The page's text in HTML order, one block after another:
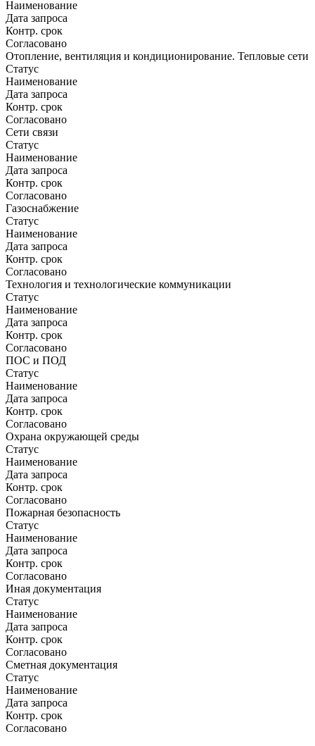
Наименование
Дата запроса
Контр. срок
Согласовано
Отопление, вентиляция и кондиционирование. Тепловые сети
Статус
Наименование
Дата запроса
Контр. срок
Согласовано
Сети связи
Статус
Наименование
Дата запроса
Контр. срок
Согласовано
Газоснабжение
Статус
Наименование
Дата запроса
Контр. срок
Согласовано
Технология и технологические коммуникации
Статус
Наименование
Дата запроса
Контр. срок
Согласовано
ПОС и ПОД
Статус
Наименование
Дата запроса
Контр. срок
Согласовано
Охрана окружающей среды
Статус
Наименование
Дата запроса
Контр. срок
Согласовано
Пожарная безопасность
Статус
Наименование
Дата запроса
Контр. срок
Согласовано
Иная документация
Статус
Наименование
Дата запроса
Контр. срок
Согласовано
Сметная документация
Статус
Наименование
Дата запроса
Контр. срок
Согласовано